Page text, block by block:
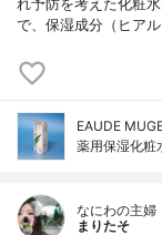
れ予防を考えた化粧
で、保湿成分（ヒア
EAUDE
薬用保湿化粧
なにわの主婦
まりたそ